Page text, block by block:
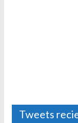
El
Tweets